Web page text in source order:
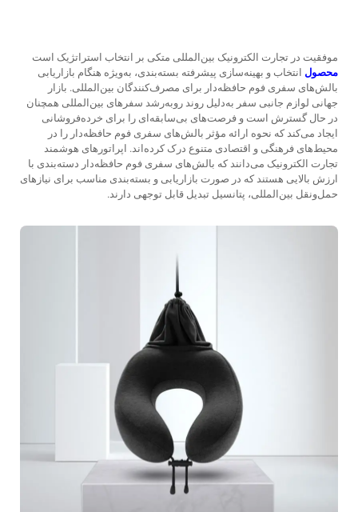
موفقیت در تجارت الکترونیک بین‌المللی متکی بر انتخاب استراتژیک است
محصول انتخاب و بهینه‌سازی پیشرفته بسته‌بندی، به‌ویژه هنگام بازاریابی
بالش‌های سفری فوم حافظه‌دار برای مصرف‌کنندگان بین‌المللی. بازار
جهانی لوازم جانبی سفر به‌دلیل روند روبه‌رشد سفرهای بین‌المللی همچنان
در حال گسترش است و فرصت‌های بی‌سابقه‌ای را برای خرده‌فروشانی
ایجاد می‌کند که نحوه ارائه مؤثر بالش‌های سفری فوم حافظه‌دار را در
محیط‌های فرهنگی و اقتصادی متنوع درک کرده‌اند. اپراتورهای هوشمند
تجارت الکترونیک می‌دانند که بالش‌های سفری فوم حافظه‌دار دسته‌بندی با
ارزش بالایی هستند که در صورت بازاریابی و بسته‌بندی مناسب برای نیازهای
حمل‌ونقل بین‌المللی، پتانسیل تبدیل قابل توجهی دارند.